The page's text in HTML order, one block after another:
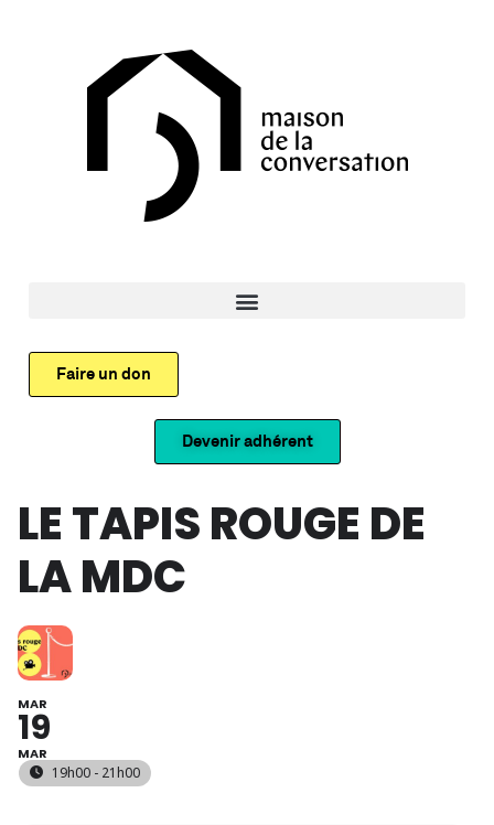
Faire un don
Devenir adhérent
LE TAPIS ROUGE DE
LA MDC
MAR
19
MAR
19h00 - 21h00